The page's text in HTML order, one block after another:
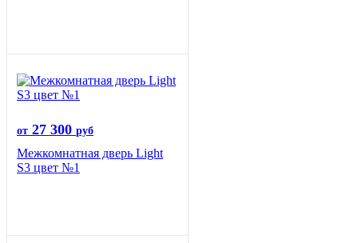
от 27 300 руб
Межкомнатная дверь Light
S3 цвет №1